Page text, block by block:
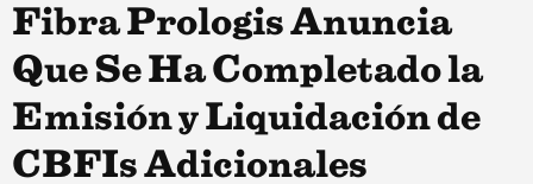
Fibra Prologis Anuncia
Que Se Ha Completado la
Emisión y Liquidación de
CBFIs Adicionales